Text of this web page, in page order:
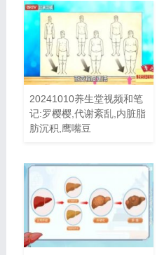
20241010养生堂视频和笔
记:罗樱樱,代谢紊乱,内脏脂
肪沉积,鹰嘴豆